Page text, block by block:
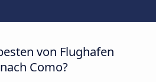
von Flughafen
Como?